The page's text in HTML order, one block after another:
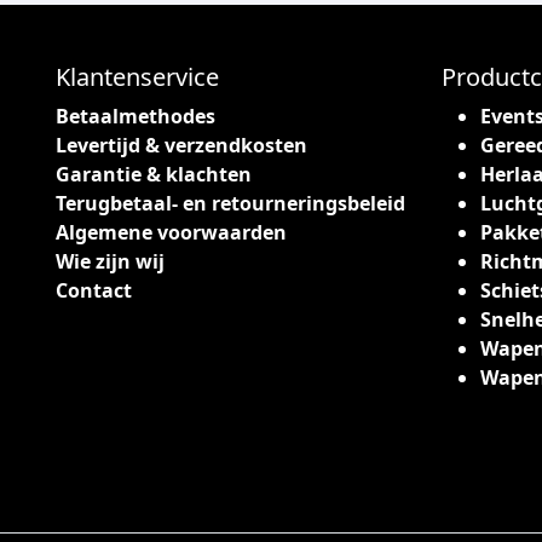
Klantenservice
Betaalmethodes
Levertijd & verzendkosten
Garantie & klachten
Terugbetaal- en retourneringsbeleid
Algemene voorwaarden
Wie zijn wij
Contact